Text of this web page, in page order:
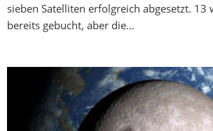
sieben Satelliten erfolgreich abgesetzt. 13
bereits gebucht, aber die…